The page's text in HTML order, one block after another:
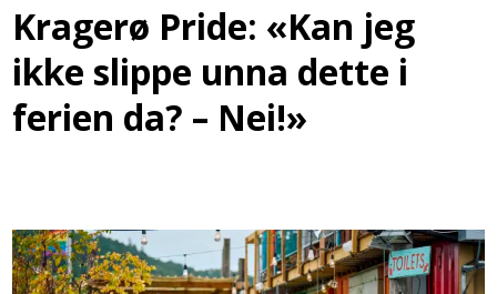
Kragerø Pride: «Kan jeg
ikke slippe unna dette i
ferien da? – Nei!»